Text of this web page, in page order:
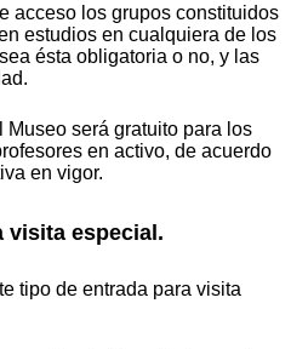
acceso los grupos constituidos
estudios en cualquiera de los
ésta obligatoria o no, y las
Museo será gratuito para los
en activo, de acuerdo
en vigor.
visita especial.
tipo de entrada para visita